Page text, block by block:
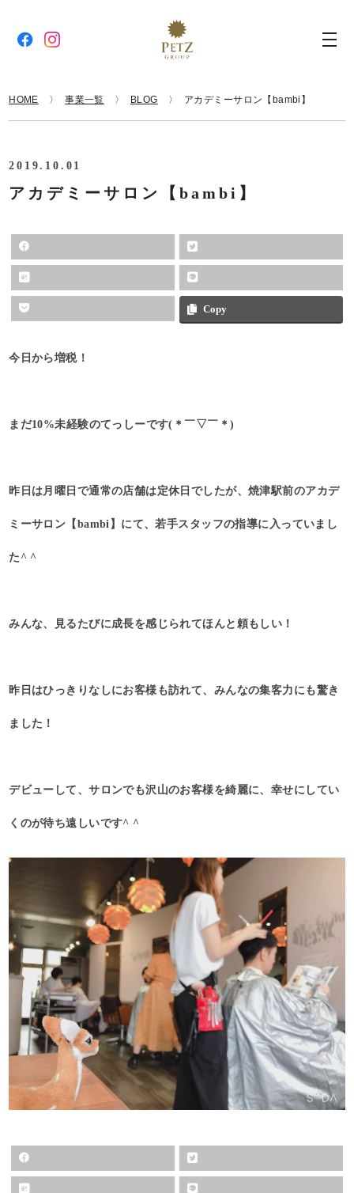
HOME 事業一覧 BLOG アカデミーサロン【bambi】
2019.10.01
アカデミーサロン【bambi】
Copy
今日から増税！
まだ10%未経験のてっしーです(＊￣▽￣＊)
昨日は月曜日で通常の店舗は定休日でしたが、焼津駅前のアカデ
ミーサロン【bambi】にて、若手スタッフの指導に入っていまし
た^ ^
みんな、見るたびに成長を感じられてほんと頼もしい！
昨日はひっきりなしにお客様も訪れて、みんなの集客力にも驚き
ました！
デビューして、サロンでも沢山のお客様を綺麗に、幸せにしてい
くのが待ち遠しいです^ ^